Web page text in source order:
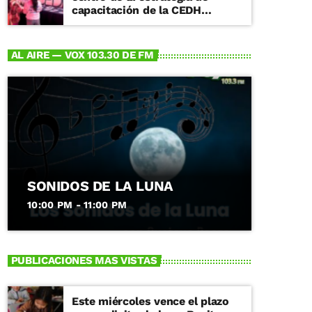
capacitación de la CEDH
Michoacán
AL AIRE — VOX 103.30 DE FM
SONIDOS DE LA LUNA
10:00 PM - 11:00 PM
PUBLICACIONES MAS VISTAS
Este miércoles vence el plazo